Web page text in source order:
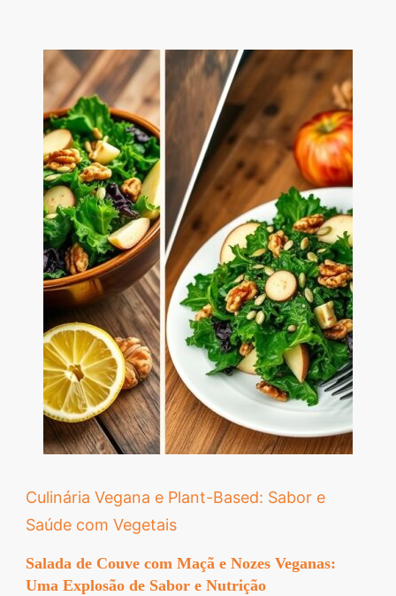
Culinária Vegana e Plant-Based: Sabor e
Saúde com Vegetais
Salada de Couve com Maçã e Nozes Veganas:
Uma Explosão de Sabor e Nutrição